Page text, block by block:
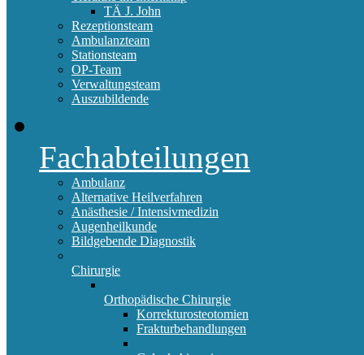
TÄ J. John
Rezeptionsteam
Ambulanzteam
Stationsteam
OP-Team
Verwaltungsteam
Auszubildende
Fachabteilungen
Ambulanz
Alternative Heilverfahren
Anästhesie / Intensivmedizin
Augenheilkunde
Bildgebende Diagnostik
Chirurgie
Orthopädische Chirurgie
Korrekturosteotomien
Frakturbehandlungen